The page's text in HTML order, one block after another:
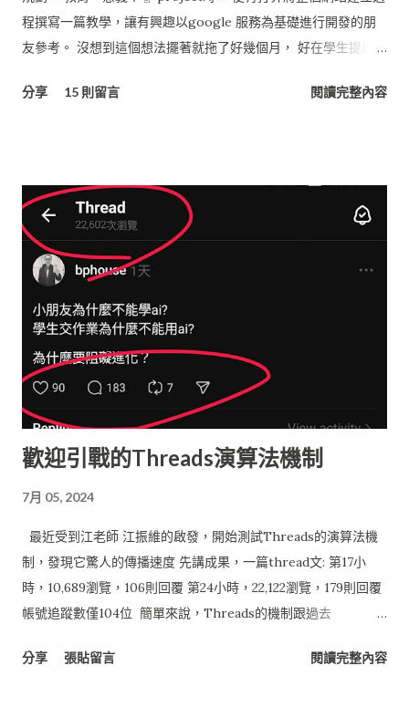
程撰寫一篇教學，讓有興趣以google 服務為基礎進行開發的朋
友參考。 沒想到這個想法擺著就拖了好幾個月， 好在學生提出了
架構完全建立在Google提供的服務， 廣義來說也是個雲端的系
主機維運的問題， 只要專心做我的創意、嘗鮮就好了！！ 多
棒！ 若將『 教育，意義！ 』網站依功能層次來分類，可以分為
三層結構， 當中的層次與使用技術大致如下： UI 介面層 服務 :
Blogspot (網站介面) , Picasa (相簿空間), Google Apps 技術 :
Javascript , AJAX ( JQuery ) App應用層 服務 : Google App
Engine (GAE) 技術 : Java, Java Server Page (JSP) 資料層 服務 :
Google Docs (文件), Google Spreadsheet (試算表) 技術/函式
庫 : Java, Google Data APIs 本篇文章將著重在介紹以Google
Spreadsheet 做為雲端資料庫， 其他主題將會陸續推出。 若對
Google API 與 Google App Engine 初步建置有興趣， 可以參
考之前文章： 佛心來著的 Google Data API – for JAVA 雲端的
Google Spreadsheet 做為資料庫系統 對於小型的資料系統來
說， 採用Google Spreadsheet做為應用程式資料庫(如問卷調查
或線上系統) 也算堪用， 目前的儲存限制為 : 40 萬個儲存格 每張
工作表最多...
分享 15 則留言 閱讀完整內容
歡迎引戰的Threads演算法機制
7月 05, 2024
最近受到江老師 江振維的啟發，開始測試Threads的演算法機
制，發現它驚人的傳播速度 先講成果，一篇thread文: 第17小
時，10,689瀏覽，106則回覆 第24小時，22,122瀏覽，179則回覆
帳號追蹤數僅104位 簡單來說，Threads的機制跟過去
大量收集有相關興趣的人來觸及，內容散亂主題分散觸及效果越
分享 張貼留言 閱讀完整內容